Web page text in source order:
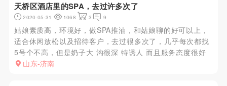
天桥区酒店里的SPA，去过许多次了
2020-05-31 1068 3 9
姑娘素质高，环境好，做SPA推油，和姑娘聊的好可以上，
适合休闲放松以及招待客户，去过很多次了，几乎每次都找
5号个不高，但是奶子大 沟很深 特诱人 而且服务态度很好
老公老公的叫着 听着很舒坦 做活之前还跟你调调情 做起活
山东-济南